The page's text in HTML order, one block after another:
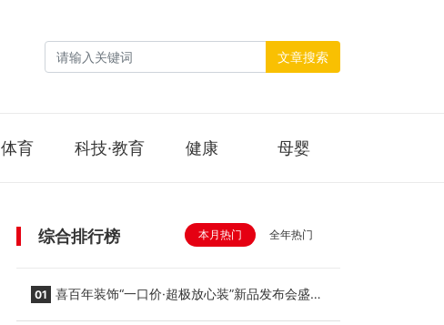
文章搜索
体育 科技·教育 健康 母婴
综合排行榜 本月热门 全年热门
01 喜百年装饰“一口价·超极放心装”新品发布会盛大